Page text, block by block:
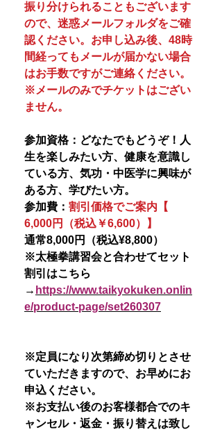
振り分けられることもございます
ので、迷惑メールフォルダをご確
認ください。お申し込み後、48時
間経ってもメールが届かない場合
はお手数ですがご連絡ください。
※メールのみでチケットはござい
ません。
参加資格：どなたでもどうぞ！人
生を楽しみたい方、健康を意識し
ている方、気功・中医学に興味が
ある方、学びたい方。
参加費： 割引価格でご案内【
6,000円（税込￥6,600）】
通常8,000円（税込¥8,800）
※太極拳講習会と合わせてセット
割引はこちら
→ https://www.taikyokuken.onlin
e/product-page/set260307
※定員になり次第締め切りとさせ
ていただきますので、お早めにお
申込ください。
※お支払い後のお客様都合でのキ
ャンセル・返金・振り替えは致し